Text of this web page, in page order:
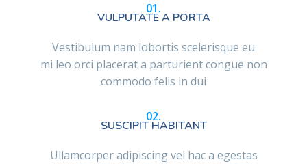
01.
VULPUTATE A PORTA
Vestibulum nam lobortis scelerisque eu
mi leo orci placerat a parturient congue non
commodo felis in dui
02.
SUSCIPIT HABITANT
Ullamcorper adipiscing vel hac a egestas